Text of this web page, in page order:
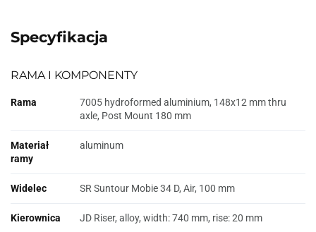
Specyfikacja
RAMA I KOMPONENTY
Rama
7005 hydroformed aluminium, 148x12 mm thru
axle, Post Mount 180 mm
Materiał
ramy
aluminum
Widelec SR Suntour Mobie 34 D, Air, 100 mm
Kierownica JD Riser, alloy, width: 740 mm, rise: 20 mm